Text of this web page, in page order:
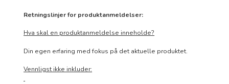
Retningslinjer for produktanmeldelser:
Hva skal en produktanmeldelse inneholde?
Din egen erfaring med fokus på det aktuelle produktet.
Vennligst ikke inkluder: